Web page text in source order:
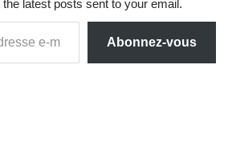
latest posts sent to your email.
Abonnez-vous